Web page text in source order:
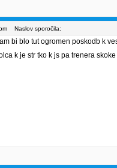
Naslov sporočila:
bi blo tut ogromen poskodb k
k je str tko k js pa trenera